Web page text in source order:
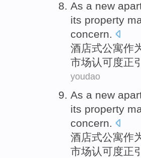
As a new
its property
concern
酒店式公寓作
市场认可度正
youdao
As a new
its property
concern.
酒店式公寓作
市场认可度正